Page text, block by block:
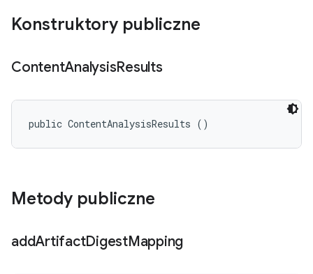
Konstruktory publiczne
ContentAnalysisResults
public ContentAnalysisResults ()
Metody publiczne
addArtifactDigestMapping